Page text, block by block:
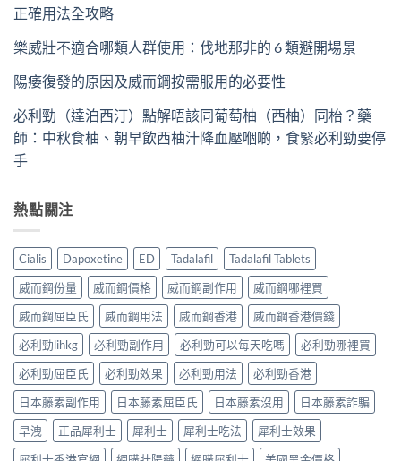
正確用法全攻略
樂威壯不適合哪類人群使用：伐地那非的 6 類避開場景
陽痿復發的原因及威而鋼按需服用的必要性
必利勁（達泊西汀）點解唔該同葡萄柚（西柚）同枱？藥
師：中秋食柚、朝早飲西柚汁降血壓嗰啲，食緊必利勁要停
手
熱點關注
Cialis Dapoxetine ED Tadalafil
Tadalafil Tablets
威而鋼份量
威而鋼價格 威而鋼副作用
威而鋼哪裡買
威而鋼屈臣氏
威而鋼用法 威而鋼香港
威而鋼香港價錢
必利勁lihkg
必利勁副作用 必利勁可以每天吃嗎
必利勁哪裡買
必利勁屈臣氏
必利勁效果 必利勁用法
必利勁香港
日本藤素副作用
日本藤素屈臣氏 日本藤素沒用
日本藤素詐騙
早洩
正品犀利士 犀利士 犀利士吃法
犀利士效果